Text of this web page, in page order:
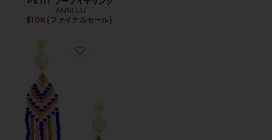
ANNI LU
$106 (ファイナルセール)
Favorite DAKOTA ドロップイヤリング